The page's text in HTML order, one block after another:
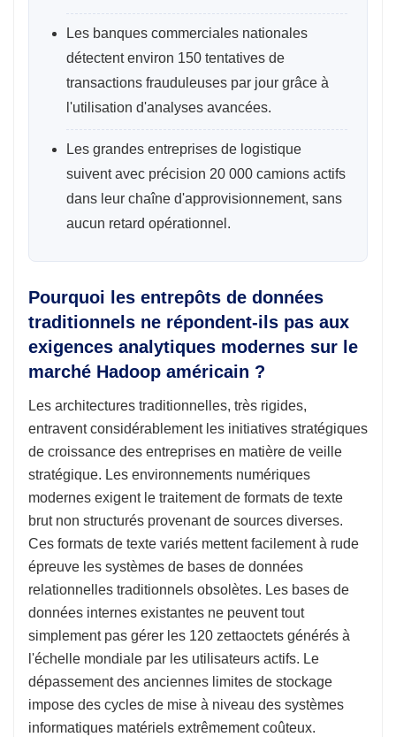
Les banques commerciales nationales
détectent environ 150 tentatives de
transactions frauduleuses par jour grâce à
l'utilisation d'analyses avancées.
Les grandes entreprises de logistique
suivent avec précision 20 000 camions actifs
dans leur chaîne d'approvisionnement, sans
aucun retard opérationnel.
Pourquoi les entrepôts de données
traditionnels ne répondent-ils pas aux
exigences analytiques modernes sur le
marché Hadoop américain ?
Les architectures traditionnelles, très rigides,
entravent considérablement les initiatives stratégiques
de croissance des entreprises en matière de veille
stratégique. Les environnements numériques
modernes exigent le traitement de formats de texte
brut non structurés provenant de sources diverses.
Ces formats de texte variés mettent facilement à rude
épreuve les systèmes de bases de données
relationnelles traditionnels obsolètes. Les bases de
données internes existantes ne peuvent tout
simplement pas gérer les 120 zettaoctets générés à
l'échelle mondiale par les utilisateurs actifs. Le
dépassement des anciennes limites de stockage
impose des cycles de mise à niveau des systèmes
informatiques matériels extrêmement coûteux.